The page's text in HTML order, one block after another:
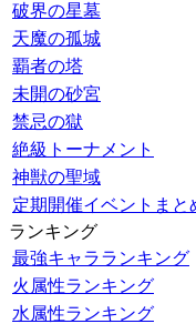
破界の星墓
天魔の孤城
覇者の塔
未開の砂宮
禁忌の獄
絶級トーナメント
神獣の聖域
定期開催イベントまと
ランキング
最強キャラランキング
火属性ランキング
水属性ランキング